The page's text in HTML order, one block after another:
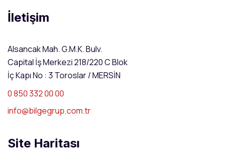
İletişim
Alsancak Mah. G.M.K. Bulv.
Capital İş Merkezi 218/220 C Blok
İç Kapı No : 3 Toroslar / MERSİN
0 850 332 00 00
info@bilgegrup.com.tr
Site Haritası